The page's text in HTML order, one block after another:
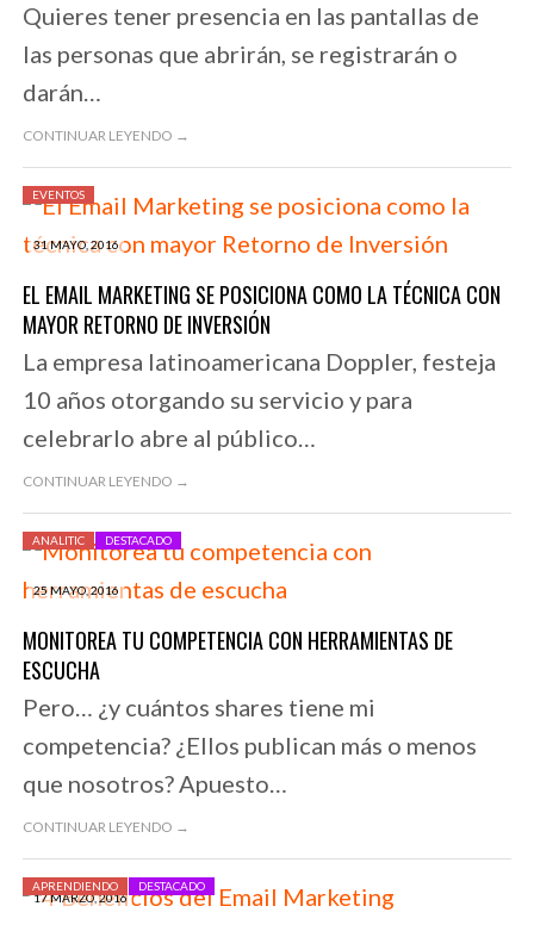
Quieres tener presencia en las pantallas de
las personas que abrirán, se registrarán o
darán…
CONTINUAR LEYENDO →
31 MAYO, 2016
EVENTOS
EL EMAIL MARKETING SE POSICIONA COMO LA TÉCNICA CON
MAYOR RETORNO DE INVERSIÓN
La empresa latinoamericana Doppler, festeja
10 años otorgando su servicio y para
celebrarlo abre al público…
CONTINUAR LEYENDO →
25 MAYO, 2016
ANALITIC DESTACADO
MONITOREA TU COMPETENCIA CON HERRAMIENTAS DE
ESCUCHA
Pero… ¿y cuántos shares tiene mi
competencia? ¿Ellos publican más o menos
que nosotros? Apuesto…
CONTINUAR LEYENDO →
17 MARZO, 2016
APRENDIENDO DESTACADO